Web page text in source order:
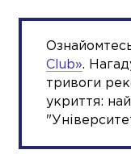
Club».
тривоги
укриття: